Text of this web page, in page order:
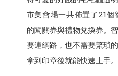
市集會場一共佈置了21
的闖關券與禮物兌換券。
要連網路，也不需要繁瑣
拿到印章後就能快速上手。